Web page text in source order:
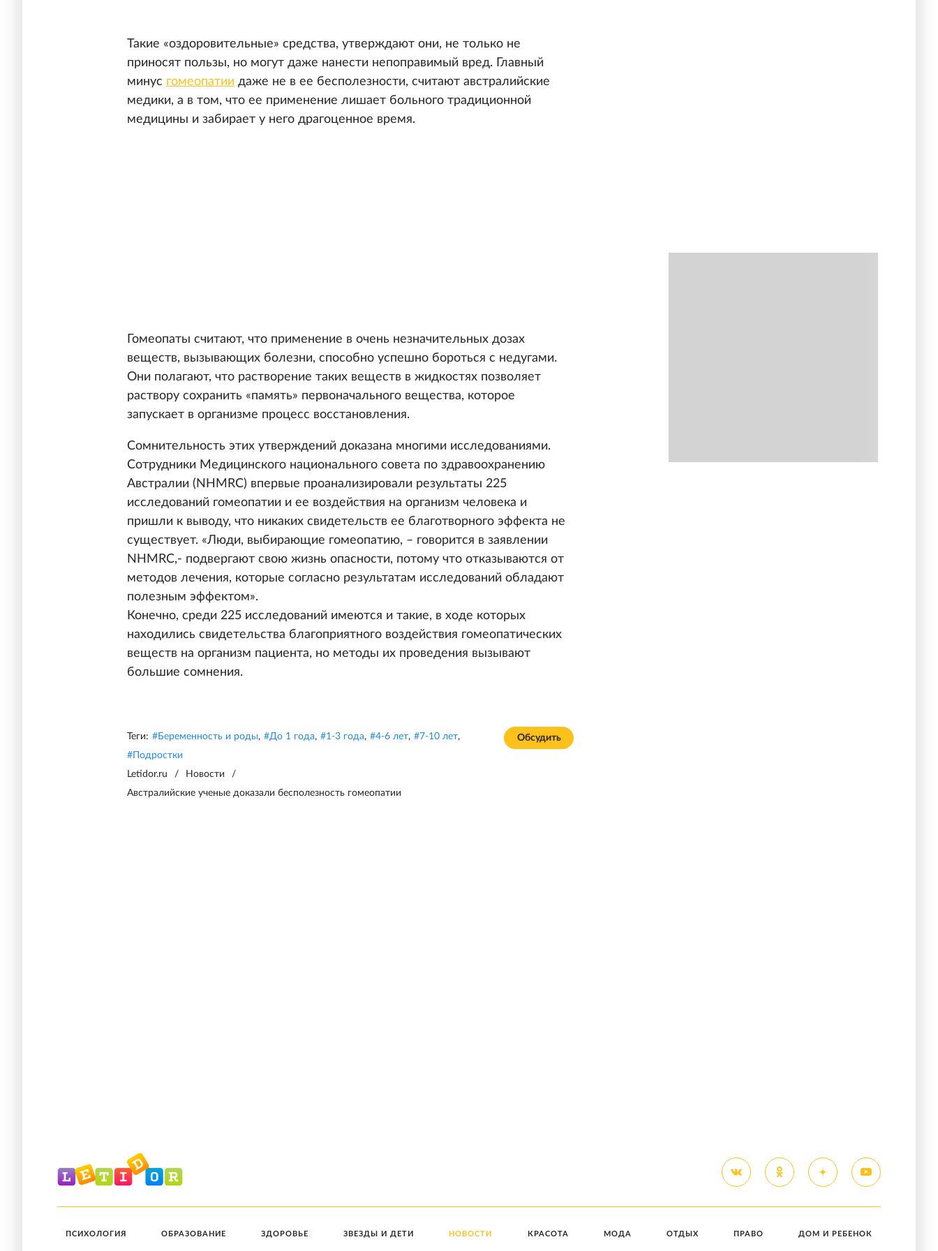
Такие «оздоровительные» средства, утверждают они, не только не
приносят пользы, но могут даже нанести непоправимый вред. Главный
минус гомеопатии даже не в ее бесполезности, считают австралийские
медики, а в том, что ее применение лишает больного традиционной
медицины и забирает у него драгоценное время.
Гомеопаты считают, что применение в очень незначительных дозах
веществ, вызывающих болезни, способно успешно бороться с недугами.
Они полагают, что растворение таких веществ в жидкостях позволяет
раствору сохранить «память» первоначального вещества, которое
запускает в организме процесс восстановления.
Сомнительность этих утверждений доказана многими исследованиями.
Сотрудники Медицинского национального совета по здравоохранению
Австралии (NHMRC) впервые проанализировали результаты 225
исследований гомеопатии и ее воздействия на организм человека и
пришли к выводу, что никаких свидетельств ее благотворного эффекта не
существует. «Люди, выбирающие гомеопатию, – говорится в заявлении
NHMRC,- подвергают свою жизнь опасности, потому что отказываются от
методов лечения, которые согласно результатам исследований обладают
полезным эффектом».
Конечно, среди 225 исследований имеются и такие, в ходе которых
находились свидетельства благоприятного воздействия гомеопатических
веществ на организм пациента, но методы их проведения вызывают
большие сомнения.
Обсудить
Теги: #Беременность и роды, #До 1 года, #1-3 года, #4-6 лет, #7-10 лет,
# Подростки
Letidor.ru
/ Новости
/
Австралийские ученые доказали бесполезность гомеопатии
ПСИХОЛОГИЯ ОБРАЗОВАНИЕ ЗДОРОВЬЕ ЗВЕЗДЫ И ДЕТИ НОВОСТИ КРАСОТА МОДА ОТДЫХ ПРАВО ДОМ И РЕБЕНОК